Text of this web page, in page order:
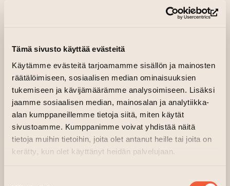
Tämä sivusto käyttää evästeitä
Käytämme evästeitä tarjoamamme sisällön ja mainosten
räätälöimiseen, sosiaalisen median ominaisuuksien
tukemiseen ja kävijämäärämme analysoimiseen. Lisäksi
jaamme sosiaalisen median, mainosalan ja analytiikka-
alan kumppaneillemme tietoja siitä, miten käytät
sivustoamme. Kumppanimme voivat yhdistää näitä
tietoja muihin tietoihin, joita olet antanut heille tai joita on
kerätty, kun olet käyttänyt heidän palvelujaan.
DJ NIFFI D & DJ
NEWHOUSE
04.07.2026 kl. 18.00—22.00
Art House Turku Makasiini buildings